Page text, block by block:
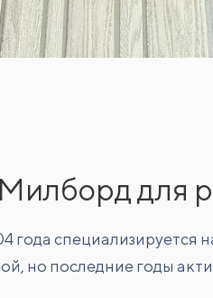
для
года
но последние годы